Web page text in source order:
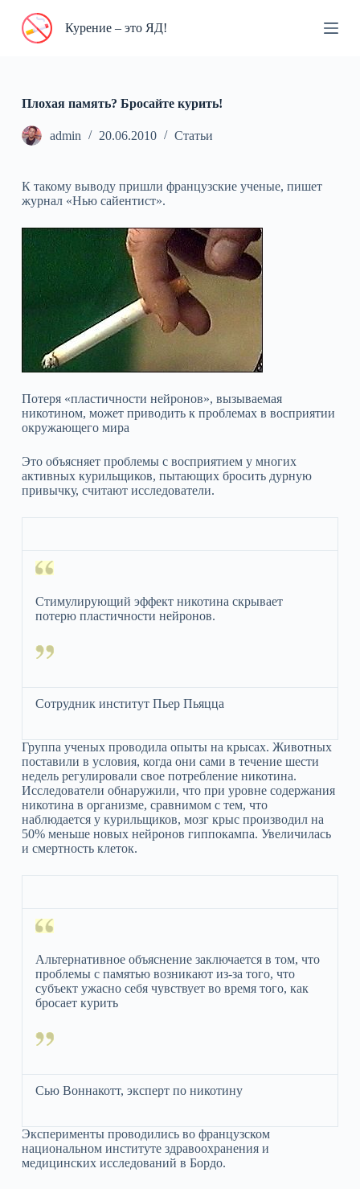
П
и
Курение – это ЯД!
Плохая память? Бросайте курить!
admin 20.06.2010 Статьи
К такому выводу пришли французские ученые, пишет
журнал «Нью сайентист».
Потеря «пластичности нейронов», вызываемая
никотином, может приводить к проблемах в восприятии
окружающего мира
Это объясняет проблемы с восприятием у многих
активных курильщиков, пытающих бросить дурную
привычку, считают исследователи.
Стимулирующий эффект никотина скрывает
потерю пластичности нейронов.
Сотрудник институт Пьер Пьяцца
Группа ученых проводила опыты на крысах. Животных
поставили в условия, когда они сами в течение шести
недель регулировали свое потребление никотина.
Исследователи обнаружили, что при уровне содержания
никотина в организме, сравнимом с тем, что
наблюдается у курильщиков, мозг крыс производил на
50% меньше новых нейронов гиппокампа. Увеличилась
и смертность клеток.
Альтернативное объяснение заключается в том, что
проблемы с памятью возникают из-за того, что
субъект ужасно себя чувствует во время того, как
бросает курить
Сью Воннакотт, эксперт по никотину
Эксперименты проводились во французском
национальном институте здравоохранения и
медицинских исследований в Бордо.